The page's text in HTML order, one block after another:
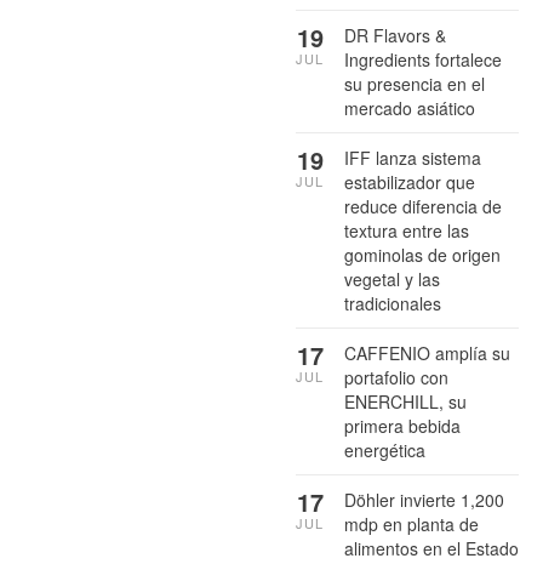
DR Flavors &
Ingredients fortalece
su presencia en el
mercado asiático
19
JUL
IFF lanza sistema
estabilizador que
reduce diferencia de
textura entre las
gominolas de origen
vegetal y las
tradicionales
19
JUL
CAFFENIO amplía su
portafolio con
ENERCHILL, su
primera bebida
energética
17
JUL
Döhler invierte 1,200
mdp en planta de
alimentos en el Estado
17
JUL